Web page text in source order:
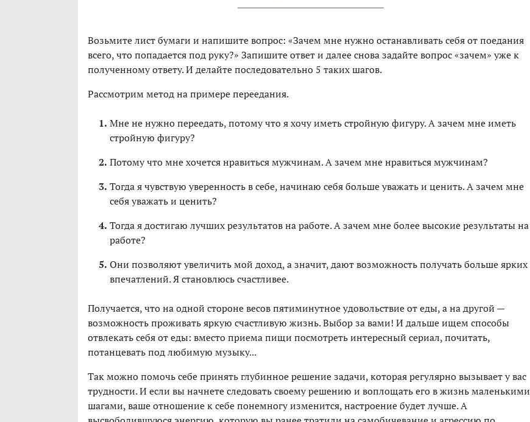
Возьмите лист бумаги и напишите вопрос: «Зачем мне нужно останавливать себя от поедания
всего, что попадается под руку?» Запишите ответ и далее снова задайте вопрос «зачем» уже к
полученному ответу. И делайте последовательно 5 таких шагов.
Рассмотрим метод на примере переедания.
Мне не нужно переедать, потому что я хочу иметь стройную фигуру. А зачем мне иметь
стройную фигуру?
Потому что мне хочется нравиться мужчинам. А зачем мне нравиться мужчинам?
Тогда я чувствую уверенность в себе, начинаю себя больше уважать и ценить. А зачем мне
себя уважать и ценить?
Тогда я достигаю лучших результатов на работе. А зачем мне более высокие результаты на
работе?
Они позволяют увеличить мой доход, а значит, дают возможность получать больше ярких
впечатлений. Я становлюсь счастливее.
Получается, что на одной стороне весов пятиминутное удовольствие от еды, а на другой —
возможность проживать яркую счастливую жизнь. Выбор за вами! И дальше ищем способы
отвлекать себя от еды: вместо приема пищи посмотреть интересный сериал, почитать,
потанцевать под любимую музыку...
Так можно помочь себе принять глубинное решение задачи, которая регулярно вызывает у вас
трудности. И если вы начнете следовать своему решению и воплощать его в жизнь маленькими
шагами, ваше отношение к себе понемногу изменится, настроение будет лучше. А